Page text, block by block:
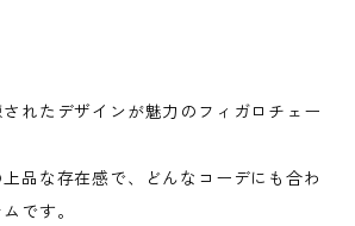
れたデザインが魅力のフィガロチェー
品な存在感で、どんなコーデにも合わ
です。